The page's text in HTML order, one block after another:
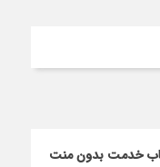
نقاب خدمت بدون منت